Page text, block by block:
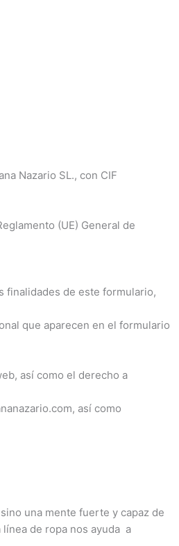
Nazario SL., con CIF
(UE) General de
finalidades de este formulario,
que aparecen en el formulario
así como el derecho a
así como
una mente fuerte y capaz de
de ropa nos ayuda a